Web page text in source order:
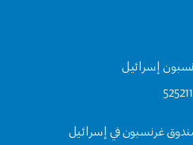
إسرائيل
غرنسبون في إسرائيل